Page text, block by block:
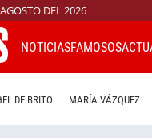
DEL 2026
NOTICIASFAMOSOS
DE BRITO MARÍA VÁZQUEZ